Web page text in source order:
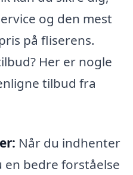
og den mest
på fliserens.
Her er nogle
tilbud fra
Når du indhenter
bedre forståelse